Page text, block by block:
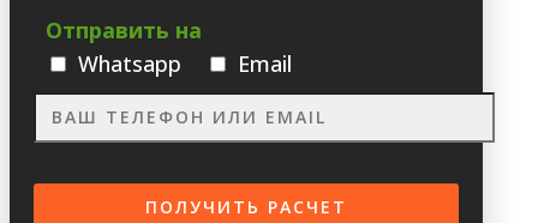
Отправить на
Whatsapp
Email